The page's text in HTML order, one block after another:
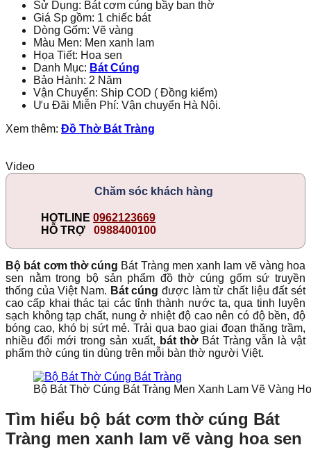
Hoa
Sen
231144
lượng
Sử Dụng: Bát cơm cúng bầy ban thờ
Giá Sp gồm: 1 chiếc bát
Dòng Gốm: Vẽ vàng
Màu Men: Men xanh lam
Họa Tiết: Hoa sen
Danh Mục: Bát Cúng
Bảo Hành: 2 Năm
Vận Chuyển: Ship COD ( Đồng kiểm)
Ưu Đãi Miễn Phí: Vận chuyển Hà Nội.
Xem thêm: Đồ Thờ Bát Tràng
Video
Chăm sóc khách hàng
HOTLINE 0962123669
HỖ TRỢ 0988400100
Bộ bát cơm thờ cúng Bát Tràng men xanh lam vẽ vàng hoa
sen nằm trong bộ sản phẩm đồ thờ cúng gốm sứ truyền
thống của Việt Nam. Bát cúng được làm từ chất liệu đất sét
cao cấp khai thác tại các tỉnh thành nước ta, qua tinh luyện
sạch không tạp chất, nung ở nhiệt độ cao nên có độ bền, độ
bóng cao, khó bị sứt mẻ. Trải qua bao giai đoạn thăng trầm,
nhiều đổi mới trong sản xuất, bát thờBát Tràng vẫn là vật
phẩm thờ cúng tin dùng trên mỗi bàn thờ người Việt.
Bộ Bát Thờ Cúng Bát Tràng Men Xanh Lam Vẽ Vàng
Tìm hiểu bộ bát cơm thờ cúng Bát
Tràng men xanh lam vẽ vàng hoa sen